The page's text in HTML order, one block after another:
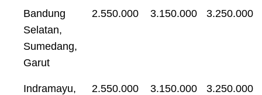
Bandung
Selatan,
Sumedang,
Garut
2.550.000 3.150.000 3.250.000
Indramayu,
2.550.000 3.150.000 3.250.000